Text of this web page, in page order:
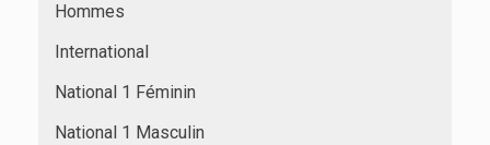
Hommes
International
National 1 Féminin
National 1 Masculin